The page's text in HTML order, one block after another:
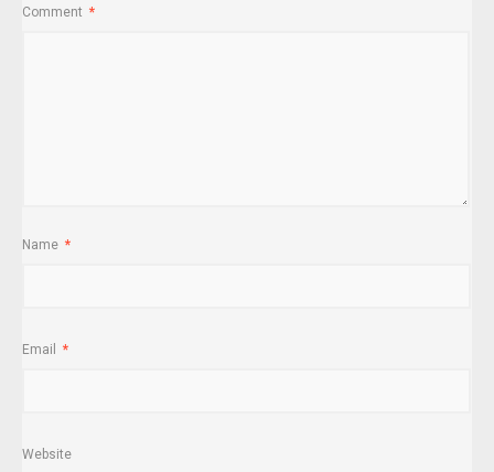
Comment *
Name *
Email *
Website